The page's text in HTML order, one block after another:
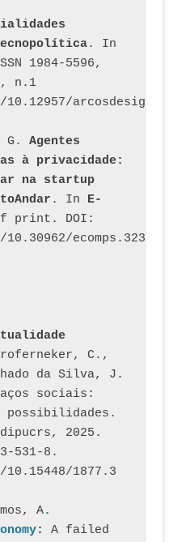
1984-5596,
n.1
G. Agentes
à privacidade:
na startup
. In E-
print. DOI:
ecomps.3231
C.,
da Silva, J.
sociais:
2025.
531-8.
1877.3
A.
: A failed